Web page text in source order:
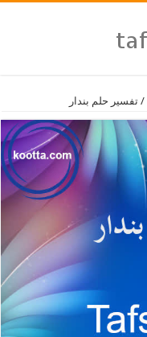
/ تفسير حلم بندار